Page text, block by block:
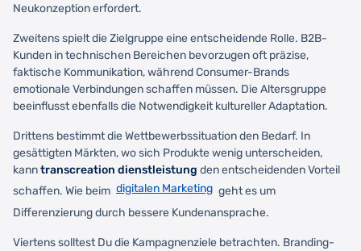
Neukonzeption erfordert.
Zweitens spielt die Zielgruppe eine entscheidende Rolle. B2B-
Kunden in technischen Bereichen bevorzugen oft präzise,
faktische Kommunikation, während Consumer-Brands
emotionale Verbindungen schaffen müssen. Die Altersgruppe
beeinflusst ebenfalls die Notwendigkeit kultureller Adaptation.
Drittens bestimmt die Wettbewerbssituation den Bedarf. In
gesättigten Märkten, wo sich Produkte wenig unterscheiden,
kanntranscreation dienstleistung den entscheidenden Vorteil
schaffen. Wie beim digitalen Marketing geht es um
Differenzierung durch bessere Kundenansprache.
Viertens solltest Du die Kampagnenziele betrachten. Branding-